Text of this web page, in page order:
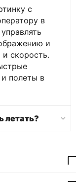
с
в
и
скорость.
полеты в
летать?